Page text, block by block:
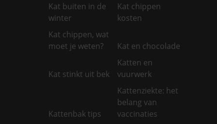
Kat buiten in de
winter
Kat chippen
kosten
Kat chippen, wat
moet je weten?
Kat en chocolade
Kat stinkt uit bek
Katten en
vuurwerk
Kattenbak tips
Kattenziekte: het
belang van
vaccinaties